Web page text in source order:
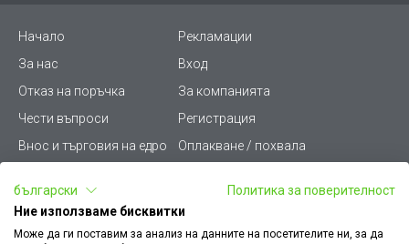
Начало
Рекламации
За нас
Вход
Отказ на поръчка
За компанията
Чести въпроси
Регистрация
Внос и търговия на едро
Оплакване / похвала
Условия за ползване
Стани дистрибутор
български
Политика за поверителност
Ние използваме бисквитки
Може да ги поставим за анализ на данните на посетителите ни, за да